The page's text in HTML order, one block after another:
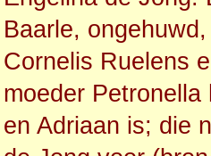
Baarle,
Cornelis Ruelens
moeder
en Adriaan is; die